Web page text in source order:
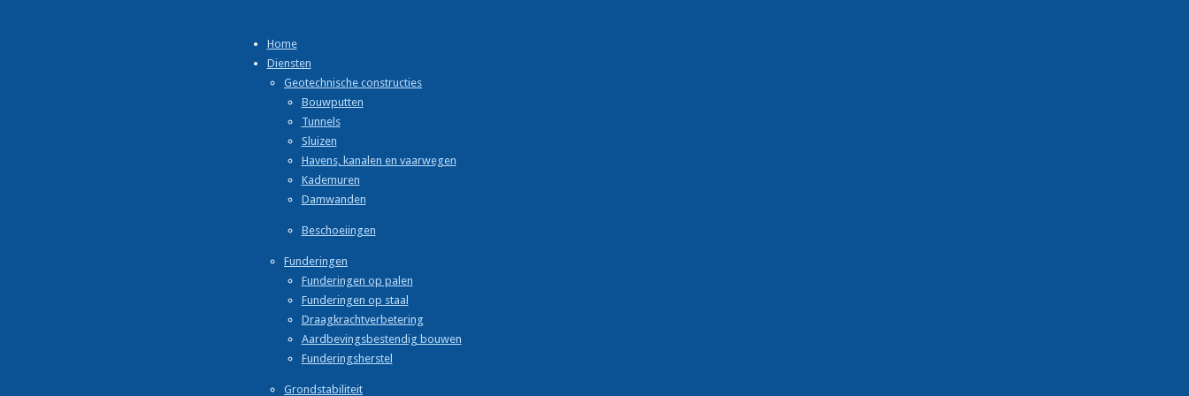
Home
Diensten
Geotechnische constructies
Bouwputten
Tunnels
Sluizen
Havens, kanalen en vaarwegen
Kademuren
Damwanden
Beschoeiingen
Funderingen
Funderingen op palen
Funderingen op staal
Draagkrachtverbetering
Aardbevingsbestendig bouwen
Funderingsherstel
Grondstabiliteit